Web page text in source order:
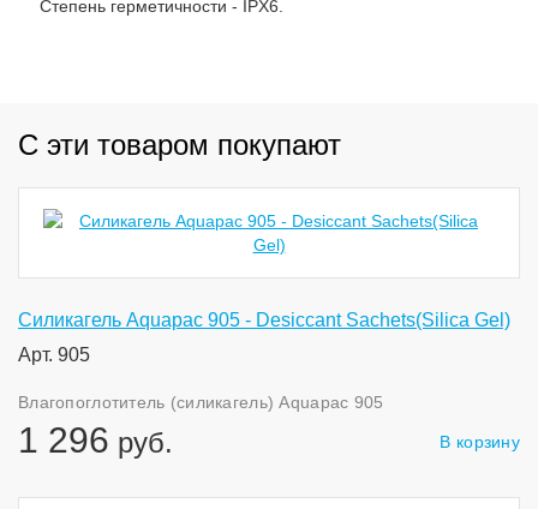
Степень герметичности - IPX6.
С эти товаром покупают
Силикагель Aquapac 905 - Desiccant Sachets(Silica Gel)
Арт. 905
Влагопоглотитель (силикагель) Aquapac 905
1 296 руб. В корзину